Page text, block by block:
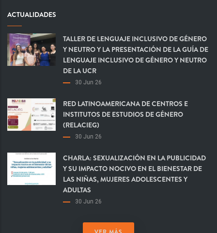
ACTUALIDADES
TALLER DE LENGUAJE INCLUSIVO DE GÉNERO
Y NEUTRO Y LA PRESENTACIÓN DE LA GUÍA DE
LENGUAJE INCLUSIVO DE GÉNERO Y NEUTRO
DE LA UCR
30 Jun 26
RED LATINOAMERICANA DE CENTROS E
INSTITUTOS DE ESTUDIOS DE GÉNERO
(RELACIEG)
30 Jun 26
CHARLA: SEXUALIZACIÓN EN LA PUBLICIDAD
Y SU IMPACTO NOCIVO EN EL BIENESTAR DE
LAS NIÑAS, MUJERES ADOLESCENTES Y
ADULTAS
30 Jun 26